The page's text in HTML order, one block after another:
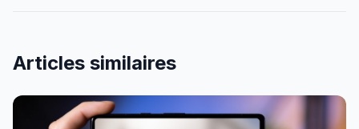
Articles similaires